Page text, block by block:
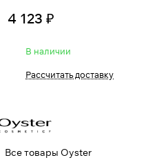
4 123 ₽
В наличии
Рассчитать доставку
Все товары Oyster